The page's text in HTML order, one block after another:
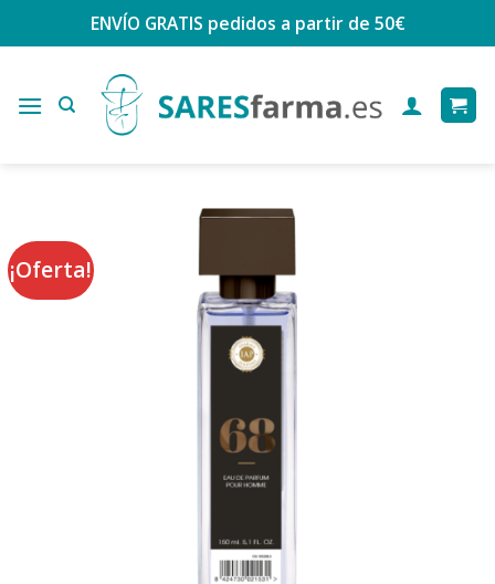
ENVÍO GRATIS pedidos a partir de 50€
¡Oferta!